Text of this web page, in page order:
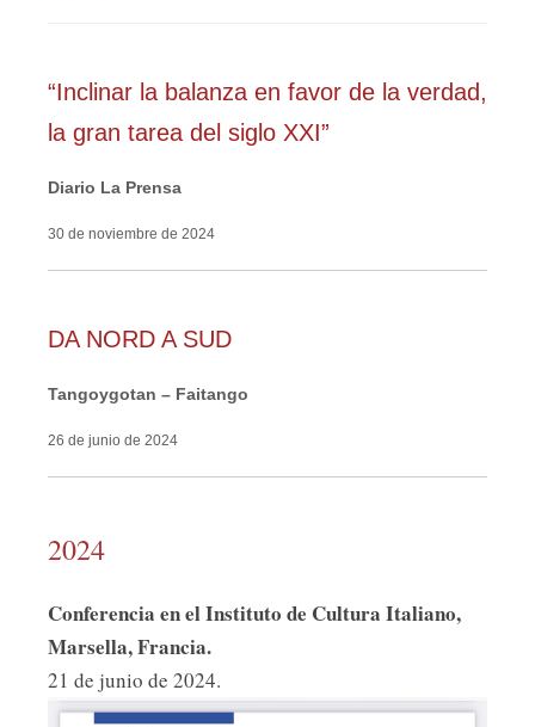
“Inclinar la balanza en favor de la verdad,
la gran tarea del siglo XXI”
Diario La Prensa
30 de noviembre de 2024
DA NORD A SUD
Tangoygotan – Faitango
26 de junio de 2024
2024
Conferencia en el Instituto de Cultura Italiano,
Marsella, Francia.
21 de junio de 2024.